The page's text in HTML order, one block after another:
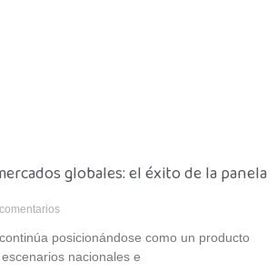
globales: el éxito de la panela
posicionándose como un producto
nacionales e